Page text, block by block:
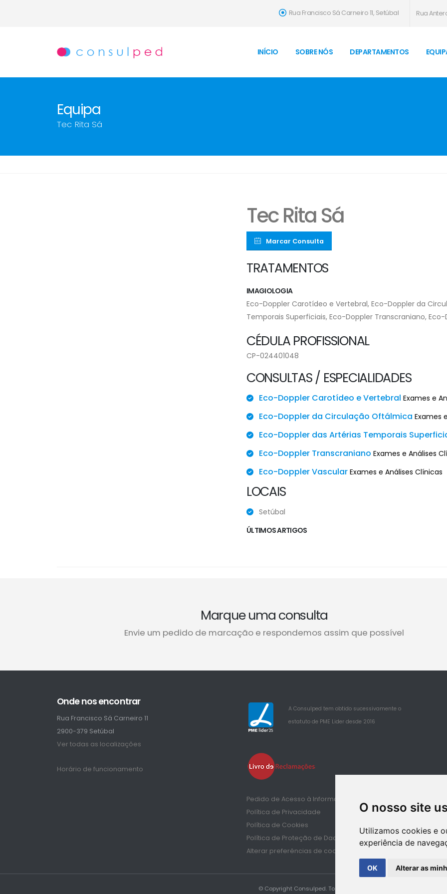
O nosso site
Utilizamos cookies e
experiência de
OK Alterar as
Rua Francisco Sá Carneiro 11, Setúbal Rua
INÍCIO SOBRE NÓS DEPARTAMENTOS
Equipa
Tec Rita Sá
Tec Rita Sá
Marcar Consulta
TRATAMENTOS
IMAGIOLOGIA
Eco-Doppler Carotídeo e Vertebral, Eco-Doppler da
Temporais Superficiais, Eco-Doppler Transcraniano,
CÉDULA PROFISSIONAL
CP-024401048
CONSULTAS / ESPECIALIDADES
Eco-Doppler Carotídeo e Vertebral Exames e
Eco-Doppler da Circulação Oftálmica Exames
Eco-Doppler das Artérias Temporais
Eco-Doppler Transcraniano Exames e Análises
Eco-Doppler Vascular Exames e Análises Clínicas
LOCAIS
Setúbal
ÚLTIMOS ARTIGOS
Marque uma consulta
Envie um pedido de marcação e respondemos assim que possível
Onde nos encontrar
Rua Francisco Sá Carneiro 11
2900-379 Setúbal
Ver todas as localizações
Horário de funcionamento
25
A Consulped tem obtido sucessivamente o
estatuto de PME Lider desde 2016
Pedido de Acesso à Informação de Saúde
Política de Privacidade
Política de Cookies
Política de Proteção de Dados
Alterar preferências de cookies
© Copyright Consulped. Todos os direitos reservados.